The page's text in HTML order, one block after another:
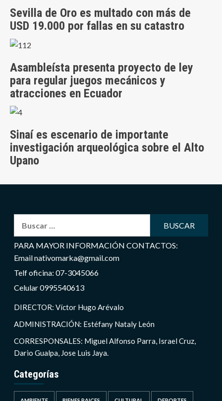
Sevilla de Oro es multado con más de
USD 19.000 por fallas en su catastro
Asambleísta presenta proyecto de ley
para regular juegos mecánicos y
atracciones en Ecuador
Sinaí es escenario de importante
investigación arqueológica sobre el Alto
Upano
PARA MAYOR INFORMACIÓN CONTACTOS:
Email nativomarka@gmail.com
Telf oficina: 07-3045066
Celular 0995540613
DIRECTOR: Víctor Hugo Arévalo
ADMINISTRACIÓN: Estéfany Nataly León
CORRESPONSALES: Miguel Alfonso Parra, Israel Cruz,
Dario Gualpa, Jose Luis Jaya.
Categorías